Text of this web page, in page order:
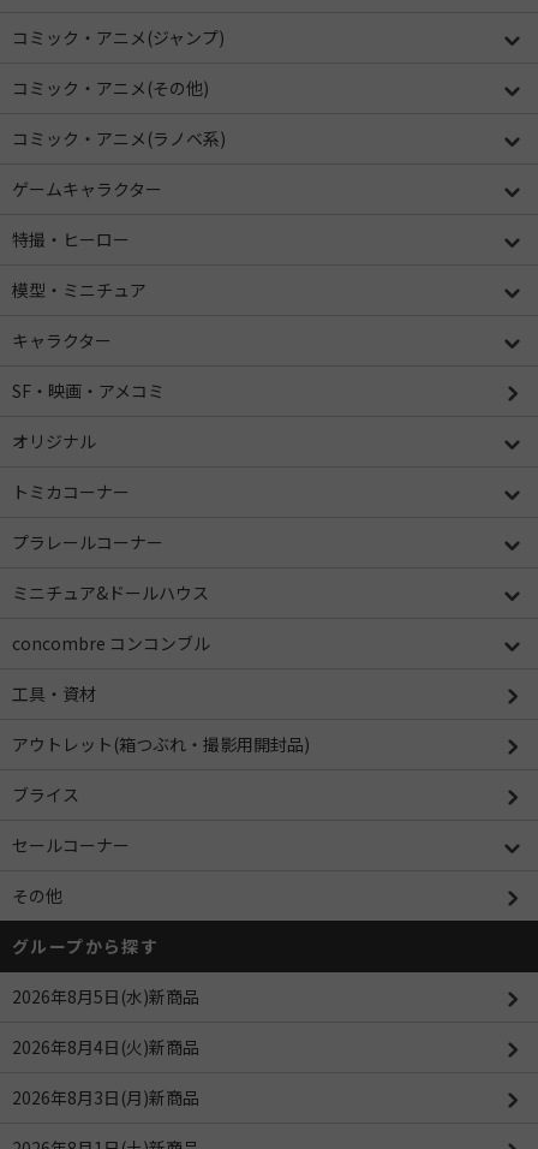
コミック・アニメ(ジャンプ)
コミック・アニメ(その他)
コミック・アニメ(ラノベ系)
ゲームキャラクター
特撮・ヒーロー
模型・ミニチュア
キャラクター
SF・映画・アメコミ
オリジナル
トミカコーナー
プラレールコーナー
ミニチュア&ドールハウス
concombre コンコンブル
工具・資材
アウトレット(箱つぶれ・撮影用開封品)
ブライス
セールコーナー
その他
グループから探す
2026年8月5日(水)新商品
2026年8月4日(火)新商品
2026年8月3日(月)新商品